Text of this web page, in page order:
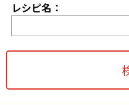
レシピ名：